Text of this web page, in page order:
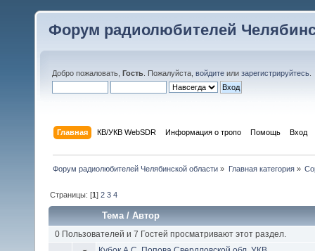
Форум радиолюбителей
Добро пожаловать, Гость . Пожалуйста, войдите или зарегистрируйтесь
Главная КВ/УКВ WebSDR Информация о тропо Помощь Вход
Форум радиолюбителей Челябинской области » Главная категория»
Страницы: [1]2 3 4
Тема/Автор
0 Пользователей и 7 Гостей просматривают этот раздел.